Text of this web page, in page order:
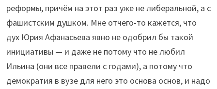
реформы, причём на этот раз уже не либеральной, а с
фашистским душком. Мне отчего-то кажется, что
дух Юрия Афанасьева явно не одобрил бы такой
инициативы — и даже не потому что не любил
Ильина (они все правели с годами), а потому что
демократия в вузе для него это основа основ, и надо